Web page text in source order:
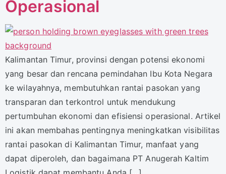
Operasional
Kalimantan Timur, provinsi dengan potensi ekonomi
yang besar dan rencana pemindahan Ibu Kota Negara
ke wilayahnya, membutuhkan rantai pasokan yang
transparan dan terkontrol untuk mendukung
pertumbuhan ekonomi dan efisiensi operasional. Artikel
ini akan membahas pentingnya meningkatkan visibilitas
rantai pasokan di Kalimantan Timur, manfaat yang
dapat diperoleh, dan bagaimana PT Anugerah Kaltim